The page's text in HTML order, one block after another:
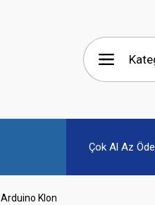
Çok Al Az Öde
Arduino Klon